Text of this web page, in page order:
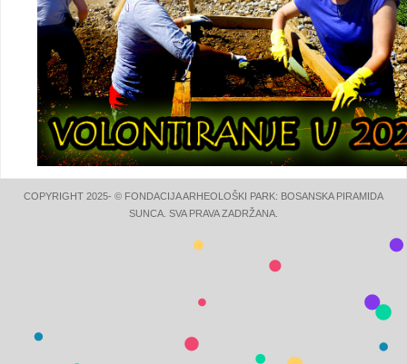
COPYRIGHT 2025- © FONDACIJA ARHEOLOŠKI PARK: BOSANSKA PIRAMIDA
SUNCA. SVA PRAVA ZADRŽANA.